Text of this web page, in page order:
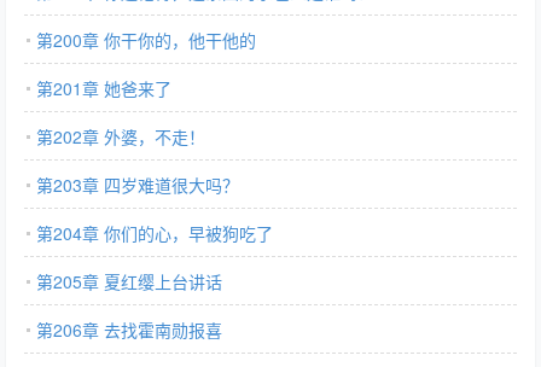
第200章 你干你的，他干他的
第201章 她爸来了
第202章 外婆，不走！
第203章 四岁难道很大吗？
第204章 你们的心，早被狗吃了
第205章 夏红缨上台讲话
第206章 去找霍南勋报喜